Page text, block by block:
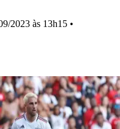
2023 às 13h15 •